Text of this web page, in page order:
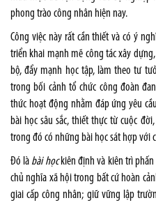
phong trào công nhân hiện nay.
Công việc này rất cần thiết và có ý
triển khai mạnh mẽ công tác xây
bộ, đẩy mạnh học tập, làm theo tư
trong bối cảnh tổ chức công đoàn
thức hoạt động nhằm đáp ứng yêu
bài học sâu sắc, thiết thực từ cuộc
trong đó có những bài học sát hợp với
Đó là bài họckiên định và kiên trì phấn
chủ nghĩa xã hội trong bất cứ hoàn
giai cấp công nhân; giữ vững lập